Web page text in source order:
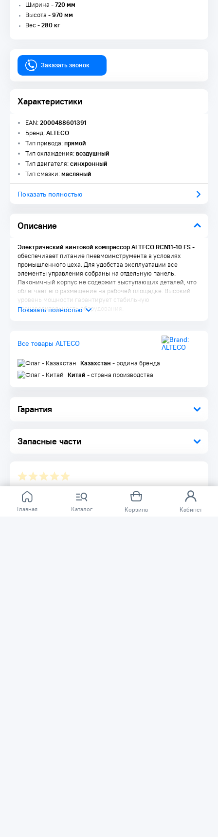
Главная Каталог Корзина Кабинет
Ширина -720 мм
Высота -970 мм
Вес -280 кг
Заказать звонок
Характеристики
Описание
Гарантия
Запасные части
EAN:2000488601391
Бренд:ALTECO
Тип привода:прямой
Тип охлаждения:воздушный
Тип двигателя:синхронный
Тип смазки:масляный
Показать полностью
Электрический винтовой компрессор ALTECO RCN11-10 ES-
обеспечивает питание пневмоинструмента в условиях
промышленного цеха. Для удобства эксплуатации все
элементы управления собраны на отдельную панель.
Лаконичный корпус не содержит выступающих деталей, что
облегчает его размещение на рабочей площадке. Высокий
уровень мощности гарантирует стабильную
производительность оборудования.
автоматической регулировки скорости вращения
электродвигателя. В сочетании с инновационной
конструкцией электродвигателя PMG (двигатель с
постоянными магнитами), эта технология позволяет достичь
в среднем энергосбережения в 50% и снижение затрат на
Наши маслозаполненные винтовые компрессоры
Установка на полу.
поршневым компрессорам благодаря применению
винтовой технологии, значительно снижающей вибрации.
Полностью закрытый звукоизолирующий корпус
дополнительно снижает уровень шума.
Все товары ALTECO
Казахстан - родина бренда
Китай - страна производства
Отзывов ещё нет.
Расскажите о товаре, который приобрели у нас.